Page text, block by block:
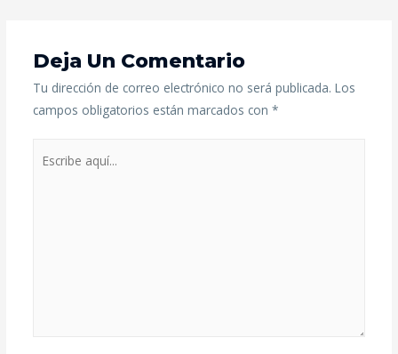
Deja Un Comentario
Tu dirección de correo electrónico no será publicada. Los
campos obligatorios están marcados con *